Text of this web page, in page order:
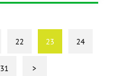
22 23 24
31 >